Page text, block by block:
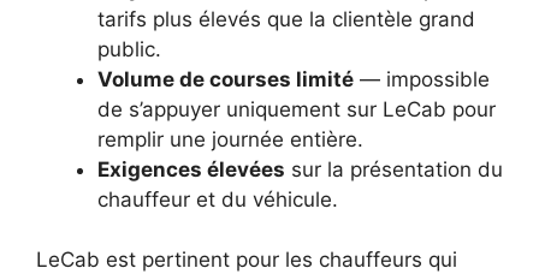
tarifs plus élevés que la clientèle grand
public.
Volume de courses limité — impossible
de s’appuyer uniquement sur LeCab pour
remplir une journée entière.
Exigences élevées sur la présentation du
chauffeur et du véhicule.
LeCab est pertinent pour les chauffeurs qui